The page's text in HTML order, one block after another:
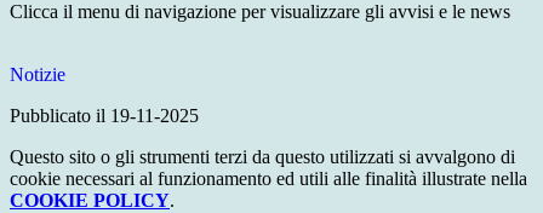
Clicca il menu di navigazione per visualizzare gli avvisi e le news
Notizie
Pubblicato il 19-11-2025
Questo sito o gli strumenti terzi da questo utilizzati si avvalgono di
cookie necessari al funzionamento ed utili alle finalità illustrate nella
COOKIE POLICY.